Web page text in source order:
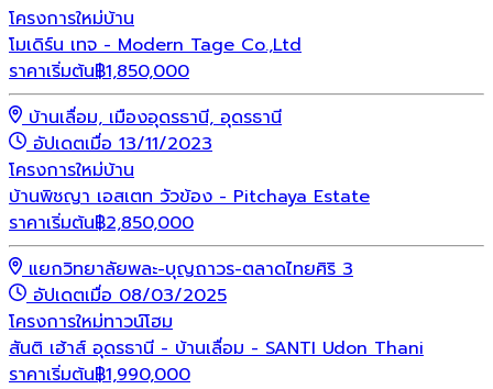
โครงการใหม่บ้าน
โมเดิร์น เทจ - Modern Tage Co.,Ltd
ราคาเริ่มต้น฿1,850,000
บ้านเลื่อม, เมืองอุดรธานี, อุดรธานี
อัปเดตเมื่อ 13/11/2023
โครงการใหม่บ้าน
บ้านพิชญา เอสเตท วัวข้อง - Pitchaya Estate
ราคาเริ่มต้น฿2,850,000
แยกวิทยาลัยพละ-บุญถาวร-ตลาดไทยศิริ 3
อัปเดตเมื่อ 08/03/2025
โครงการใหม่ทาวน์โฮม
สันติ เฮ้าส์ อุดรธานี - บ้านเลื่อม - SANTI Udon Thani
ราคาเริ่มต้น฿1,990,000